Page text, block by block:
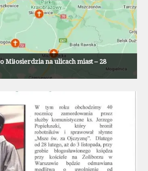
Miłosierdzia na ulicach miast – 28